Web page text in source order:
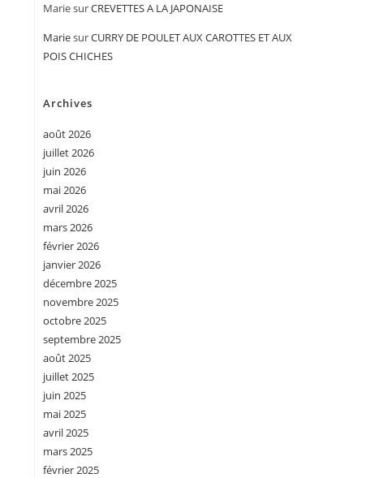
MariesurCREVETTES A LA JAPONAISE
MariesurCURRY DE POULET AUX CAROTTES ET AUX
POIS CHICHES
Archives
août 2026
juillet 2026
juin 2026
mai 2026
avril 2026
mars 2026
février 2026
janvier 2026
décembre 2025
novembre 2025
octobre 2025
septembre 2025
août 2025
juillet 2025
juin 2025
mai 2025
avril 2025
mars 2025
février 2025